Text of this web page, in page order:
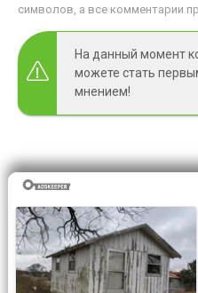
символов, а все комментарии
На данный момент
можете стать
мнением!